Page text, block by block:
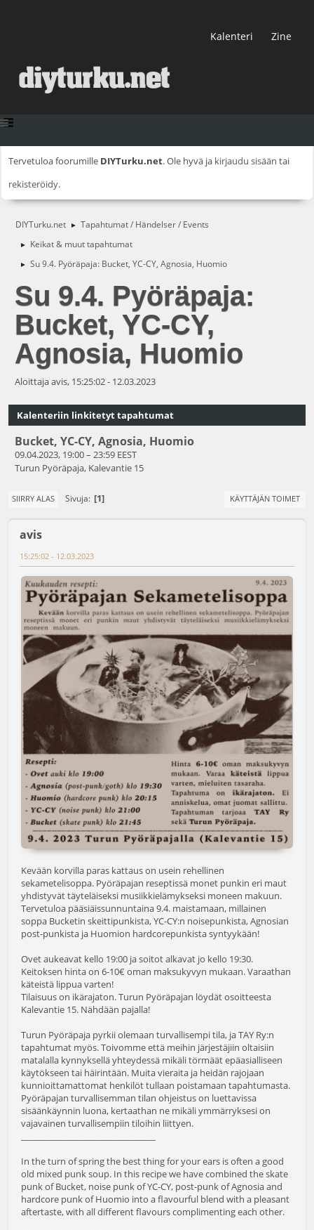
Kalenteri Zine
Tervetuloa foorumille DIYTurku.net. Ole hyvä ja kirjaudu sisään tai
rekisteröidy.
DIYTurku.net ► Tapahtumat / Händelser / Events
► Keikat & muut tapahtumat
► Su 9.4. Pyöräpaja: Bucket, YC-CY, Agnosia, Huomio
Su 9.4. Pyöräpaja:
Bucket, YC-CY,
Agnosia, Huomio
Aloittaja avis, 15:25:02 - 12.03.2023
Kalenteriin linkitetyt tapahtumat
Bucket, YC-CY, Agnosia, Huomio
09.04.2023, 19:00– 23:59 EEST
Turun Pyöräpaja, Kalevantie 15
SIIRRY ALAS Sivuja 1 KÄYTTÄJÄN TOIMET
avis
15:25:02 - 12.03.2023
Kevään korvilla paras kattaus on usein rehellinen
sekametelisoppa. Pyöräpajan reseptissä monet punkin eri maut
yhdistyvät täyteläiseksi musiikkielämykseksi moneen makuun.
Tervetuloa pääsiäissunnuntaina 9.4. maistamaan, millainen
soppa Bucketin skeittipunkista, YC-CY:n noisepunkista, Agnosian
post-punkista ja Huomion hardcorepunkista syntyykään!
Ovet aukeavat kello 19:00 ja soitot alkavat jo kello 19:30.
Keitoksen hinta on 6-10€ oman maksukyvyn mukaan. Varaathan
käteistä lippua varten!
Tilaisuus on ikärajaton. Turun Pyöräpajan löydät osoitteesta
Kalevantie 15. Nähdään pajalla!
Turun Pyöräpaja pyrkii olemaan turvallisempi tila, ja TAY Ry:n
tapahtumat myös. Toivomme että meihin järjestäjiin oltaisiin
matalalla kynnyksellä yhteydessä mikäli törmäät epäasialliseen
käytökseen tai häirintään. Muita vieraita ja heidän rajojaan
kunnioittamattomat henkilöt tullaan poistamaan tapahtumasta.
Pyöräpajan turvallisemman tilan ohjeistus on luettavissa
sisäänkäynnin luona, kertaathan ne mikäli ymmärryksesi on
vajavainen turvallisempiin tiloihin liittyen.
In the turn of spring the best thing for your ears is often a good
old mixed punk soup. In this recipe we have combined the skate
punk of Bucket, noise punk of YC-CY, post-punk of Agnosia and
hardcore punk of Huomio into a flavourful blend with a pleasant
aftertaste, with all different flavours complimenting each other.